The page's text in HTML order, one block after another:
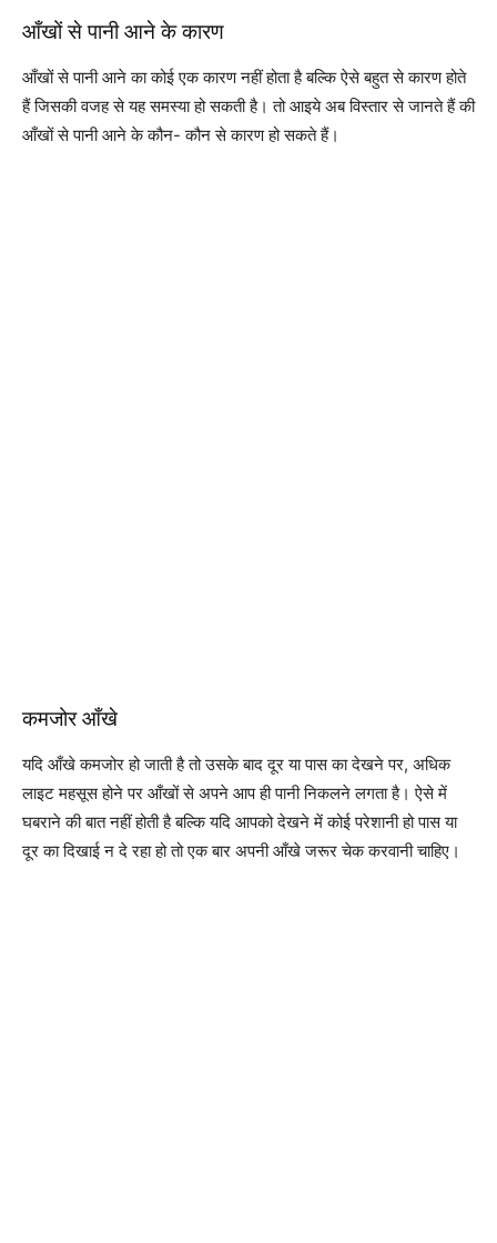
आँखों से पानी आने के कारण
आँखों से पानी आने का कोई एक कारण नहीं होता है बल्कि ऐसे बहुत से कारण होते
हैं जिसकी वजह से यह समस्या हो सकती है। तो आइये अब विस्तार से जानते हैं की
आँखों से पानी आने के कौन- कौन से कारण हो सकते हैं।
कमजोर आँखे
यदि आँखे कमजोर हो जाती है तो उसके बाद दूर या पास का देखने पर, अधिक
लाइट महसूस होने पर आँखों से अपने आप ही पानी निकलने लगता है। ऐसे में
घबराने की बात नहीं होती है बल्कि यदि आपको देखने में कोई परेशानी हो पास या
दूर का दिखाई न दे रहा हो तो एक बार अपनी आँखे जरूर चेक करवानी चाहिए।